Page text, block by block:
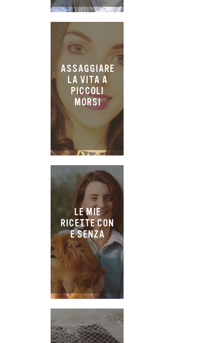
ASSAGGIARE
LA VITA A
PICCOLI
MORSI
LE MIE
RICETTE CON
E SENZA